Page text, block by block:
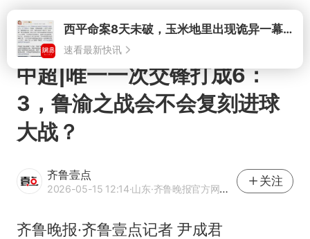
打开西平命案8天未破，玉米地里出现诡异一幕，我突然想起了欧金中
速看最新快讯
中超|唯一一次交锋打成6：
3，鲁渝之战会不会复刻进球
大战？
齐鲁壹点
2026-05-15 12:14·山东·齐鲁晚报官方网易号
关注
齐鲁晚报·齐鲁壹点记者 尹成君